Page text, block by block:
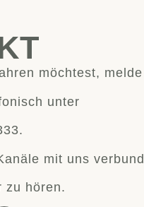
möchtest,
unter
mit uns
zu hören.